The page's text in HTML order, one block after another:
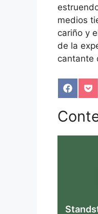
medios
cariño y
de la
cantante
en
en